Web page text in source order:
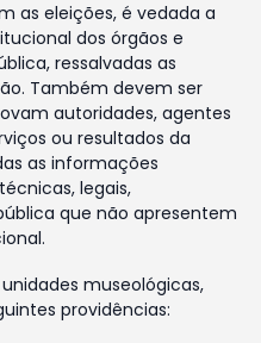
as eleições, é vedada a
dos órgãos e
ressalvadas as
Também devem ser
autoridades, agentes
ou resultados da
as informações
legais,
que não apresentem
museológicas,
providências: